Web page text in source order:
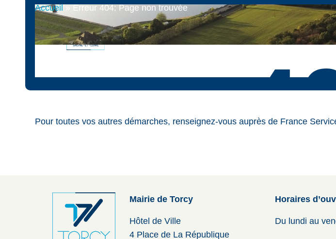
Pour toutes vos autres démarches, renseignez-vous auprès de France
Mairie de Torcy
Hôtel de Ville
4 Place de La République
Horaires
Du lundi au